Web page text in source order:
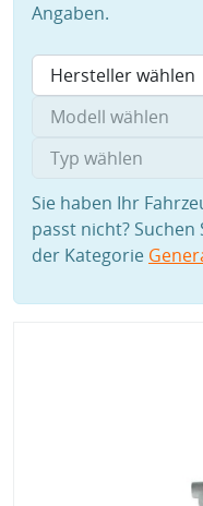
Angaben.
Sie haben Ihr
passt nicht?
der Kategorie